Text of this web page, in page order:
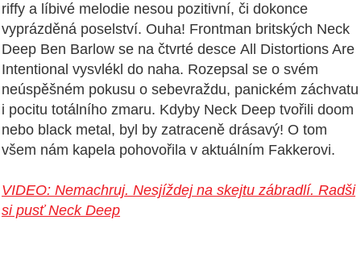
riffy a líbivé melodie nesou pozitivní, či dokonce
vyprázděná poselství. Ouha! Frontman britských Neck
Deep Ben Barlow se na čtvrté desce All Distortions Are
Intentional vysvlékl do naha. Rozepsal se o svém
neúspěšném pokusu o sebevraždu, panickém záchvatu
i pocitu totálního zmaru. Kdyby Neck Deep tvořili doom
nebo black metal, byl by zatraceně drásavý! O tom
všem nám kapela pohovořila v aktuálním Fakkerovi.
VIDEO: Nemachruj. Nesjíždej na skejtu zábradlí. Radši
si pusť Neck Deep